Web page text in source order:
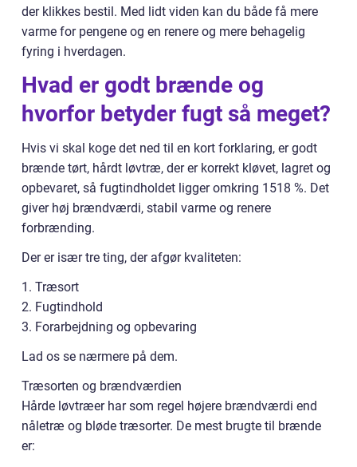
der klikkes bestil. Med lidt viden kan du både få mere
varme for pengene og en renere og mere behagelig
fyring i hverdagen.
Hvad er godt brænde og
hvorfor betyder fugt så meget?
Hvis vi skal koge det ned til en kort forklaring, er godt
brænde tørt, hårdt løvtræ, der er korrekt kløvet, lagret og
opbevaret, så fugtindholdet ligger omkring 1518 %. Det
giver høj brændværdi, stabil varme og renere
forbrænding.
Der er især tre ting, der afgør kvaliteten:
1. Træsort
2. Fugtindhold
3. Forarbejdning og opbevaring
Lad os se nærmere på dem.
Træsorten og brændværdien
Hårde løvtræer har som regel højere brændværdi end
nåletræ og bløde træsorter. De mest brugte til brænde
er: